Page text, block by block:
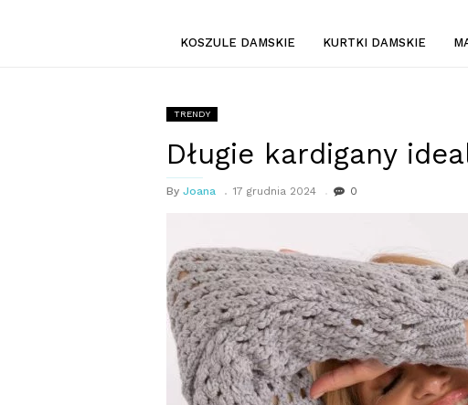
KOSZULE DAMSKIE KURTKI DAMSKIE
TRENDY
Długie kardigany
By Joana 17 grudnia 2024 0